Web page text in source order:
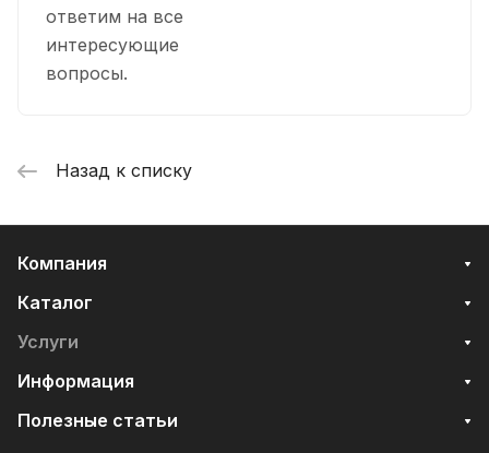
ответим на все
интересующие
вопросы.
Назад к списку
Компания
Каталог
Услуги
Информация
Полезные статьи